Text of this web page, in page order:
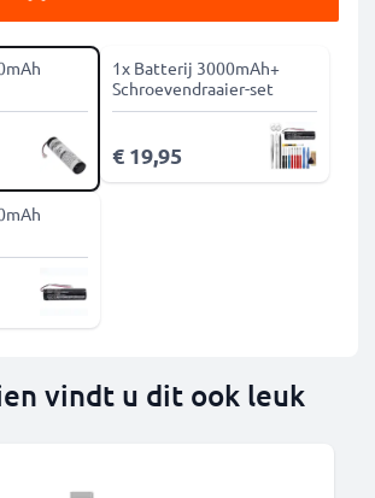
1x Batterij 3000mAh+
Schroevendraaier-set
€ 19,95
vindt u dit ook leuk